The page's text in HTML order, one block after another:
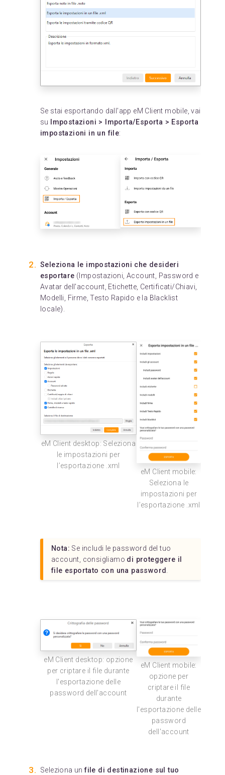
Se stai esportando dall'app eM Client mobile, vai
su
Impostazioni > Importa/Esporta > Esporta
impostazioni in un file:
Seleziona le impostazioni che desideri
esportare (Impostazioni, Account, Password e
Avatar dell'account, Etichette, Certificati/Chiavi,
Modelli, Firme, Testo Rapido e la Blacklist
locale).
eM Client desktop: Seleziona
le impostazioni per
l’esportazione .xml
eM Client mobile:
Seleziona le
impostazioni per
l’esportazione .xml
Nota: Se includi le password del tuo
account, consigliamo di proteggere il
file esportato con una password .
eM Client desktop: opzione
per criptare il file durante
l'esportazione delle
password dell'account
eM Client mobile:
opzione per
criptare il file
durante
l'esportazione delle
password
dell'account
Seleziona unfile di destinazione sul tuo